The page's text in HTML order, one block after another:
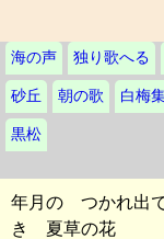
海の声 独り歌へる
砂丘 朝の歌 白梅
黒松
年月の つかれ出
き 夏草の花